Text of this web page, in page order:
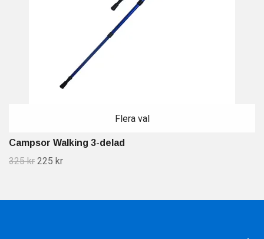
Flera val
Campsor Walking 3-delad
325 kr 225 kr